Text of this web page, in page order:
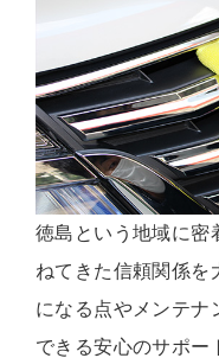
徳島という地域に密
ねてきた信頼関係を
になる点やメンテナ
できる安心のサポー